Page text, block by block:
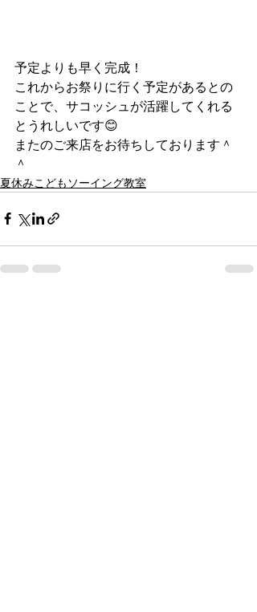
予定よりも早く完成！
これからお祭りに行く予定があるとの
ことで、サコッシュが活躍してくれる
とうれしいです😊
またのご来店をお待ちしております＾
＾
夏休みこどもソーイング教室